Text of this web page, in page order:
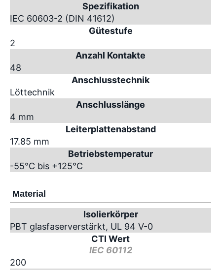
Spezifikation
IEC 60603-2 (DIN 41612)
Gütestufe
2
Anzahl Kontakte
48
Anschlusstechnik
Löttechnik
Anschlusslänge
4 mm
Leiterplattenabstand
17.85 mm
Betriebstemperatur
-55°C bis +125°C
Material
Isolierkörper
PBT glasfaserverstärkt, UL 94 V-0
CTI Wert
IEC 60112
200